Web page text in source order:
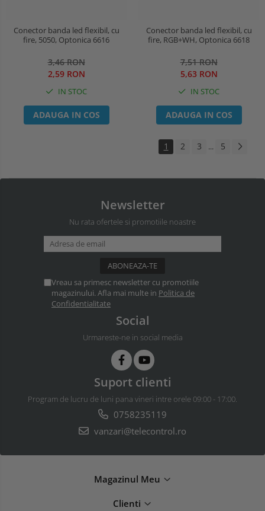
Conector banda led flexibil, cu
fire, 5050, Optonica 6616
3,46 RON
2,59 RON
IN STOC
ADAUGA IN COS
Conector banda led flexibil, cu
fire, RGB+WH, Optonica 6618
7,51 RON
5,63 RON
IN STOC
ADAUGA IN COS
1 2 3 ... 5
Newsletter
Nu rata ofertele si promotiile noastre
Vreau sa primesc newsletter cu promotiile
magazinului. Afla mai multe in Politica de
Confidentialitate
Social
Urmareste-ne in social media
Suport clienti
Program de lucru de luni pana vineri intre orele 09:00 - 17:00.
0758235119
vanzari@telecontrol.ro
Magazinul Meu
Clienti